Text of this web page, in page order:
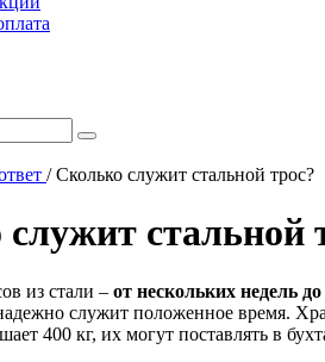
/ Сколько служит стальной трос?
стальной
из стали – от нескольких недель
служит положенное время.
400 кг, их могут поставлять в